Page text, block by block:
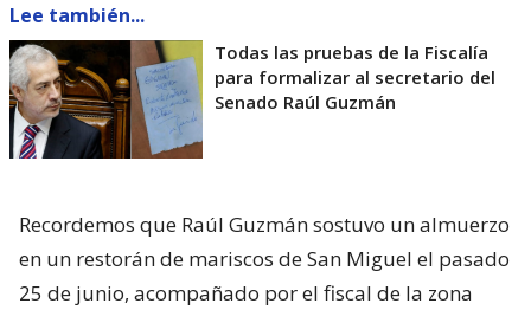
Lee también...
Todas las pruebas de la Fiscalía
para formalizar al secretario del
Senado Raúl Guzmán
Recordemos que Raúl Guzmán sostuvo un almuerzo
en un restorán de mariscos de San Miguel el pasado
25 de junio, acompañado por el fiscal de la zona